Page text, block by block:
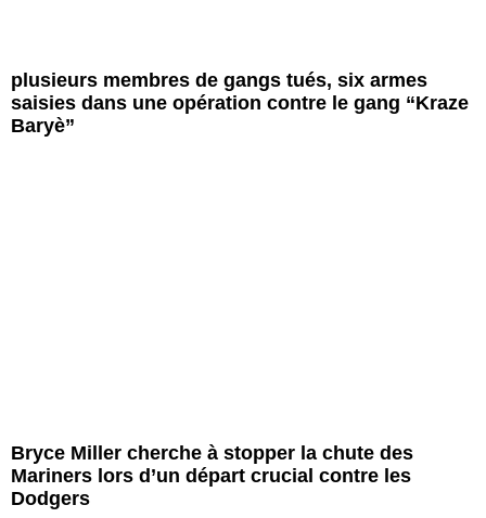
plusieurs membres de gangs tués, six armes
saisies dans une opération contre le gang “Kraze
Baryè”
Bryce Miller cherche à stopper la chute des
Mariners lors d’un départ crucial contre les
Dodgers